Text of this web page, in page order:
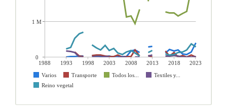
1988 1993 1998 2003 2008 2013 2018
2023
Varios
Transporte Todos los...
Textiles y...
Reino vegetal
1 M
0